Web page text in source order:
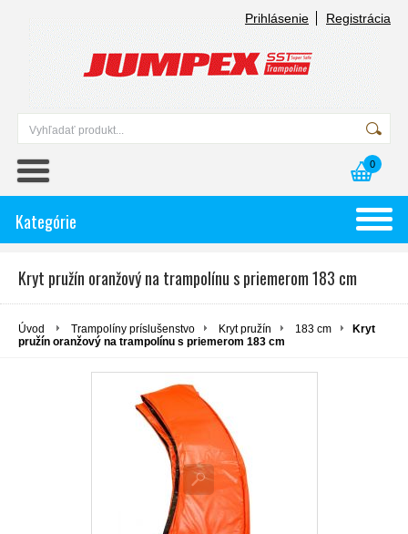
Prihlásenie Registrácia
0
Kategórie
Kryt pružín oranžový na trampolínu s priemerom 183 cm
Úvod Trampolíny príslušenstvo Kryt pružín 183 cm
Kryt
pružín oranžový na trampolínu s priemerom 183 cm